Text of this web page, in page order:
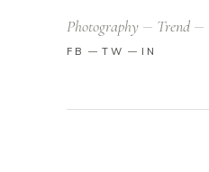
Photography Trend
FB TW IN